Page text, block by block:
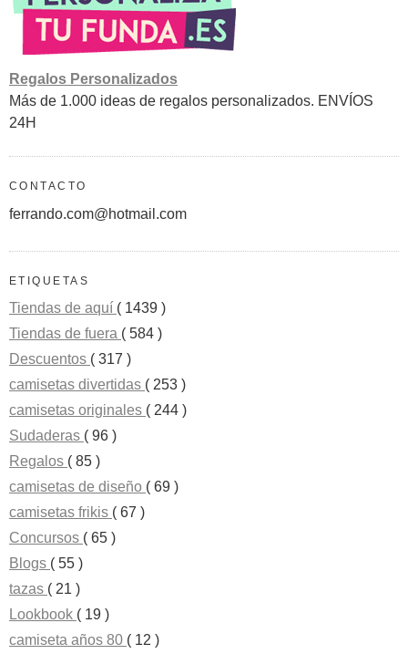
Regalos Personalizados
Más de 1.000 ideas de regalos personalizados. ENVÍOS
24H
CONTACTO
ferrando.com@hotmail.com
ETIQUETAS
Tiendas de aquí ( 1439 )
Tiendas de fuera ( 584 )
Descuentos ( 317 )
camisetas divertidas ( 253 )
camisetas originales ( 244 )
Sudaderas ( 96 )
Regalos ( 85 )
camisetas de diseño ( 69 )
camisetas frikis ( 67 )
Concursos ( 65 )
Blogs ( 55 )
tazas ( 21 )
Lookbook ( 19 )
camiseta años 80 ( 12 )